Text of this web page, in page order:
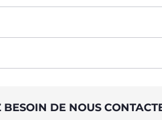
BESOIN DE NOUS